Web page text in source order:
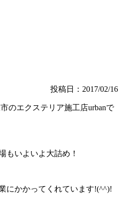
投稿日：2017/02/16
のエクステリア施工店urbanで
もいよいよ大詰め！
にかかってくれています!(^^)!